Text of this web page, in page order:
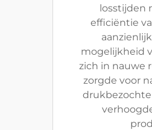
losstijden
efficiëntie
mogelijkheid
zich in nauwe
zorgde voor